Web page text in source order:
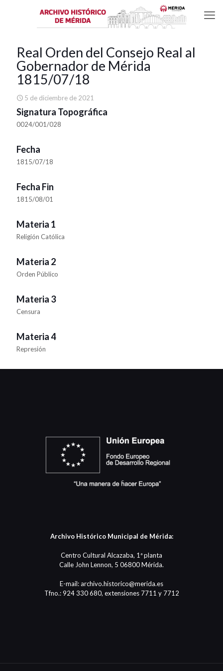
Real Orden del Consejo Real al
Gobernador de Mérida
1815/07/18
5 de diciembre de 2021
Signatura Topográfica
0024/001/028
Fecha
1815/07/18
Fecha Fin
1815/08/01
Materia 1
Religión Católica
Materia 2
Orden Público
Materia 3
Censura
Materia 4
Represión
Archivo Histórico Municipal de Mérida:
Centro Cultural Alcazaba, 1ª planta
Calle John Lennon, 5 06800 Mérida.
E-mail: archivo.historico@merida.es
Tfno.: 924 330 680, extensiones 7711 y 7712